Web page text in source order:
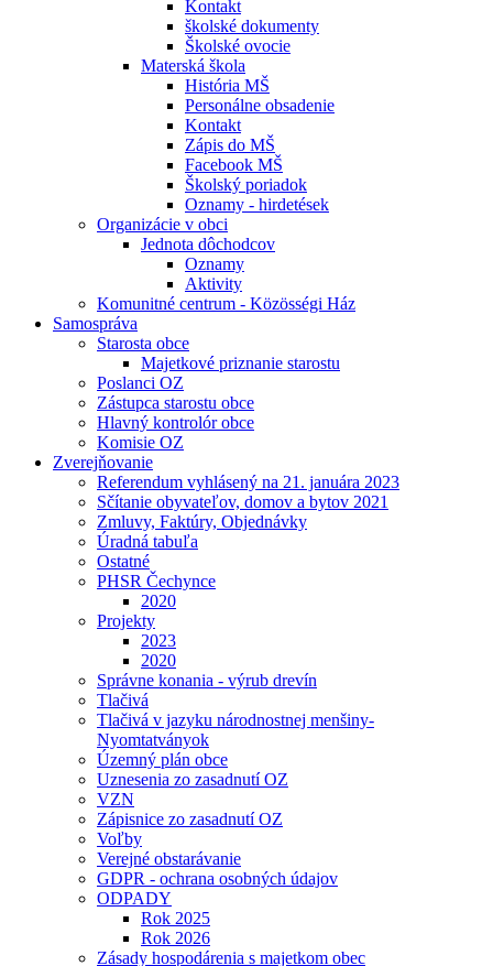
Kontakt
školské dokumenty
Školské ovocie
Materská škola
História MŠ
Personálne obsadenie
Kontakt
Zápis do MŠ
Facebook MŠ
Školský poriadok
Oznamy - hirdetések
Organizácie v obci
Jednota dôchodcov
Oznamy
Aktivity
Komunitné centrum - Közösségi Ház
Samospráva
Starosta obce
Majetkové priznanie starostu
Poslanci OZ
Zástupca starostu obce
Hlavný kontrolór obce
Komisie OZ
Zverejňovanie
Referendum vyhlásený na 21. januára 2023
Sčítanie obyvateľov, domov a bytov 2021
Zmluvy, Faktúry, Objednávky
Úradná tabuľa
Ostatné
PHSR Čechynce
2020
Projekty
2023
2020
Správne konania - výrub drevín
Tlačivá
Tlačivá v jazyku národnostnej menšiny-
Nyomtatványok
Územný plán obce
Uznesenia zo zasadnutí OZ
VZN
Zápisnice zo zasadnutí OZ
Voľby
Verejné obstarávanie
GDPR - ochrana osobných údajov
ODPADY
Rok 2025
Rok 2026
Zásady hospodárenia s majetkom obec